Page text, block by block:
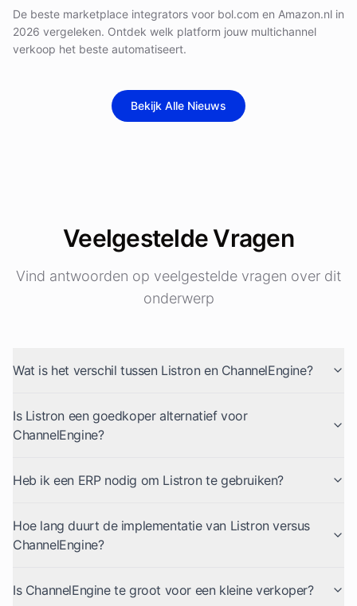
De beste marketplace integrators voor bol.com en Amazon.nl in
2026 vergeleken. Ontdek welk platform jouw multichannel
verkoop het beste automatiseert.
Bekijk Alle Nieuws
Veelgestelde Vragen
Vind antwoorden op veelgestelde vragen over dit
onderwerp
Wat is het verschil tussen Listron en ChannelEngine?
Is Listron een goedkoper alternatief voor
ChannelEngine?
Heb ik een ERP nodig om Listron te gebruiken?
Hoe lang duurt de implementatie van Listron versus
ChannelEngine?
Is ChannelEngine te groot voor een kleine verkoper?